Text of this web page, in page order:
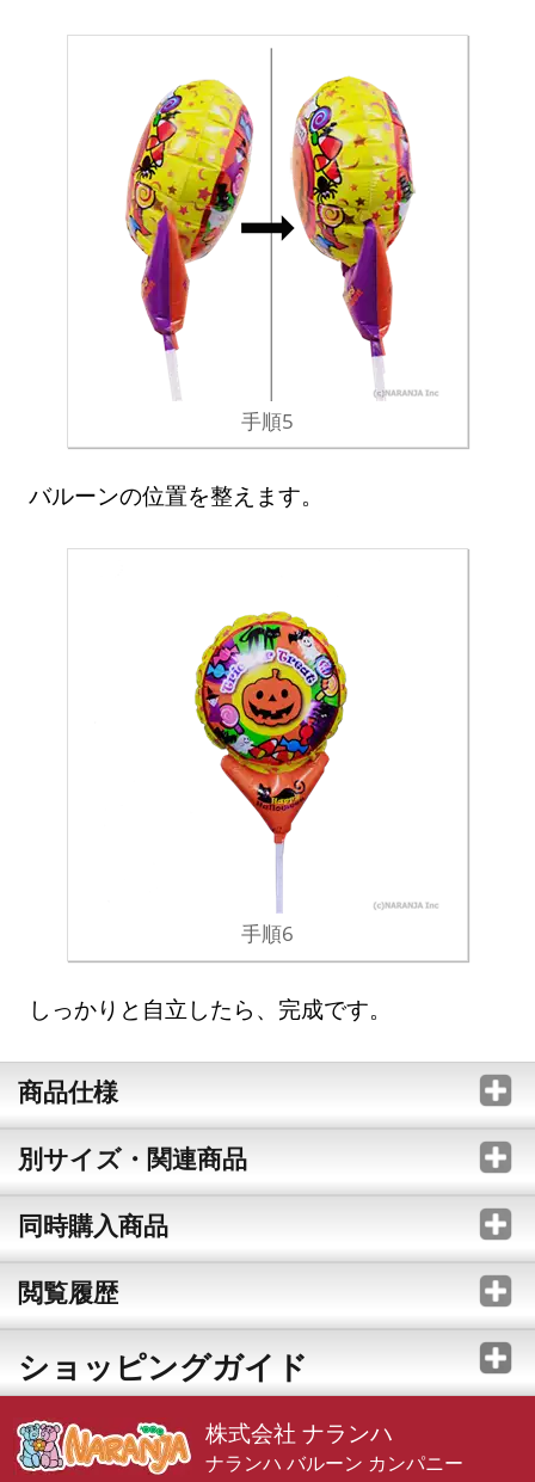
手順5
バルーンの位置を整えます。
手順6
しっかりと自立したら、完成です。
商品仕様
別サイズ・関連商品
同時購入商品
閲覧履歴
ショッピングガイド
株式会社 ナランハ
ナランハ バルーン カンパニー